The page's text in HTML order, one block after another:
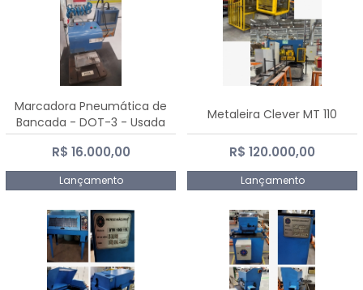
Marcadora Pneumática de
Bancada - DOT-3 - Usada
R$ 16.000,00
Lançamento
Metaleira Clever MT 110
R$ 120.000,00
Lançamento